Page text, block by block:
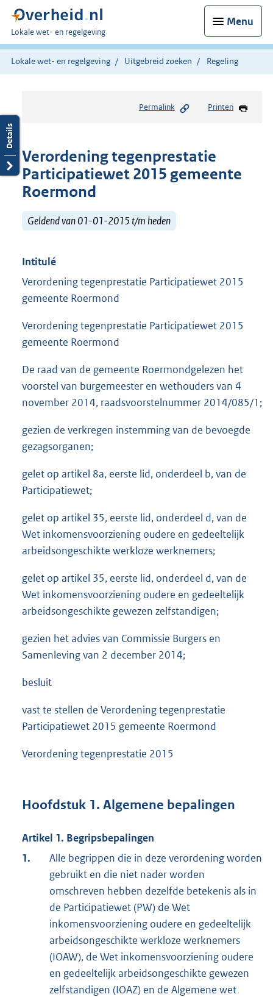
Menu
U
bent
hier:
Lokale wet- en regelgeving
Lokale wet- en regelgeving Uitgebreid zoeken Regeling
Permalink Printen
Verordening tegenprestatie
Participatiewet 2015 gemeente
Roermond
Geldend van 01-01-2015 t/m heden
Intitulé
Verordening tegenprestatie Participatiewet 2015
gemeente Roermond
Verordening tegenprestatie Participatiewet 2015
gemeente Roermond
De raad van de gemeente Roermondgelezen het
voorstel van burgemeester en wethouders van 4
november 2014, raadsvoorstelnummer 2014/085/1;
gezien de verkregen instemming van de bevoegde
gezagsorganen;
gelet op artikel 8a, eerste lid, onderdeel b, van de
Participatiewet;
gelet op artikel 35, eerste lid, onderdeel d, van de
Wet inkomensvoorziening oudere en gedeeltelijk
arbeidsongeschikte werkloze werknemers;
gelet op artikel 35, eerste lid, onderdeel d, van de
Wet inkomensvoorziening oudere en gedeeltelijk
arbeidsongeschikte gewezen zelfstandigen;
gezien het advies van Commissie Burgers en
Samenleving van 2 december 2014;
besluit
vast te stellen de Verordening tegenprestatie
Participatiewet 2015 gemeente Roermond
Verordening tegenprestatie 2015
Hoofdstuk 1. Algemene bepalingen
Artikel 1. Begripsbepalingen
1.
Alle begrippen die in deze verordening worden
gebruikt en die niet nader worden
omschreven hebben dezelfde betekenis als in
de Participatiewet (PW) de Wet
inkomensvoorziening oudere en gedeeltelijk
arbeidsongeschikte werkloze werknemers
(IOAW), de Wet inkomensvoorziening oudere
en gedeeltelijk arbeidsongeschikte gewezen
zelfstandigen (IOAZ) en de Algemene wet